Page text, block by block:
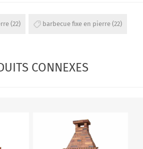
(22) barbecue fixe en pierre (22)
CONNEXES